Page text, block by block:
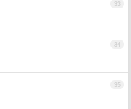
33
34
35